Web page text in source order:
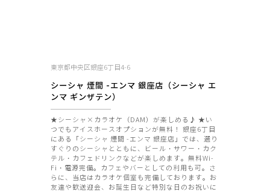
東京都中央区銀座6丁目4-6
シーシャ 煙間 -エンマ 銀座店（シーシャ エ
ンマ ギンザテン）
★シーシャ×カラオケ（DAM）が楽しめる♪ ★い
つでもアイスホースオプションが無料！ 銀座6丁目
にある「シーシャ 煙間 -エンマ 銀座店」では、選り
すぐりのシーシャとともに、ビール・サワー・カク
テル・カフェドリンクなどが楽しめます。無料Wi-
Fi・電源完備。カフェやバーとしての利用も可。さ
らに、当店はカラオケ個室も完備しております。お
友達や歓送迎会、お誕生日など特別な日のお祝いに